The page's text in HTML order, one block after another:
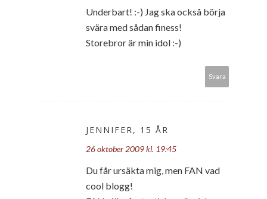
Underbart! :-) Jag ska också börja
svära med sådan finess!
Storebror är min idol :-)
Svara
JENNIFER, 15 ÅR
26 oktober 2009 kl. 19:45
Du får ursäkta mig, men FAN vad
cool blogg!